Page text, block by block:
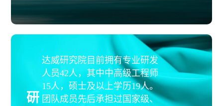
研
达威研究院目前拥有专业研发
人员42人，其中中高级工程师
15人，硕士及以上学历19人。
团队成员先后承担过国家级、